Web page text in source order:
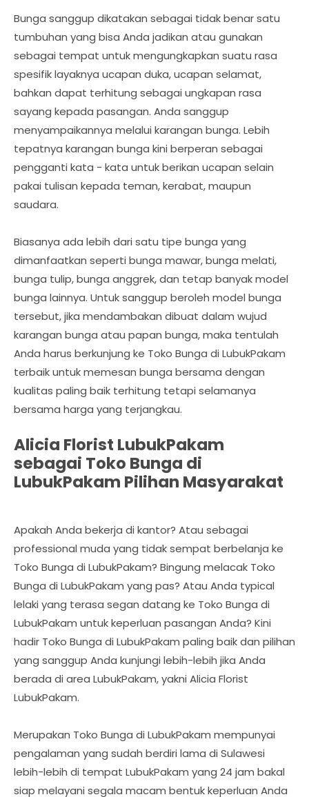
Bunga sanggup dikatakan sebagai tidak benar satu
tumbuhan yang bisa Anda jadikan atau gunakan
sebagai tempat untuk mengungkapkan suatu rasa
spesifik layaknya ucapan duka, ucapan selamat,
bahkan dapat terhitung sebagai ungkapan rasa
sayang kepada pasangan. Anda sanggup
menyampaikannya melalui karangan bunga. Lebih
tepatnya karangan bunga kini berperan sebagai
pengganti kata - kata untuk berikan ucapan selain
pakai tulisan kepada teman, kerabat, maupun
saudara.
Biasanya ada lebih dari satu tipe bunga yang
dimanfaatkan seperti bunga mawar, bunga melati,
bunga tulip, bunga anggrek, dan tetap banyak model
bunga lainnya. Untuk sanggup beroleh model bunga
tersebut, jika mendambakan dibuat dalam wujud
karangan bunga atau papan bunga, maka tentulah
Anda harus berkunjung ke Toko Bunga di LubukPakam
terbaik untuk memesan bunga bersama dengan
kualitas paling baik terhitung tetapi selamanya
bersama harga yang terjangkau.
Alicia Florist LubukPakam
sebagai Toko Bunga di
LubukPakam Pilihan Masyarakat
Apakah Anda bekerja di kantor? Atau sebagai
professional muda yang tidak sempat berbelanja ke
Toko Bunga di LubukPakam? Bingung melacak Toko
Bunga di LubukPakam yang pas? Atau Anda typical
lelaki yang terasa segan datang ke Toko Bunga di
LubukPakam untuk keperluan pasangan Anda? Kini
hadir Toko Bunga di LubukPakam paling baik dan pilihan
yang sanggup Anda kunjungi lebih-lebih jika Anda
berada di area LubukPakam, yakni Alicia Florist
LubukPakam.
Merupakan Toko Bunga di LubukPakam mempunyai
pengalaman yang sudah berdiri lama di Sulawesi
lebih-lebih di tempat LubukPakam yang 24 jam bakal
siap melayani segala macam bentuk keperluan Anda